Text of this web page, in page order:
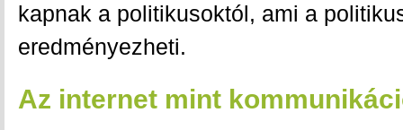
kapnak a politikusoktól, ami a
eredményezheti.
Az internet mint